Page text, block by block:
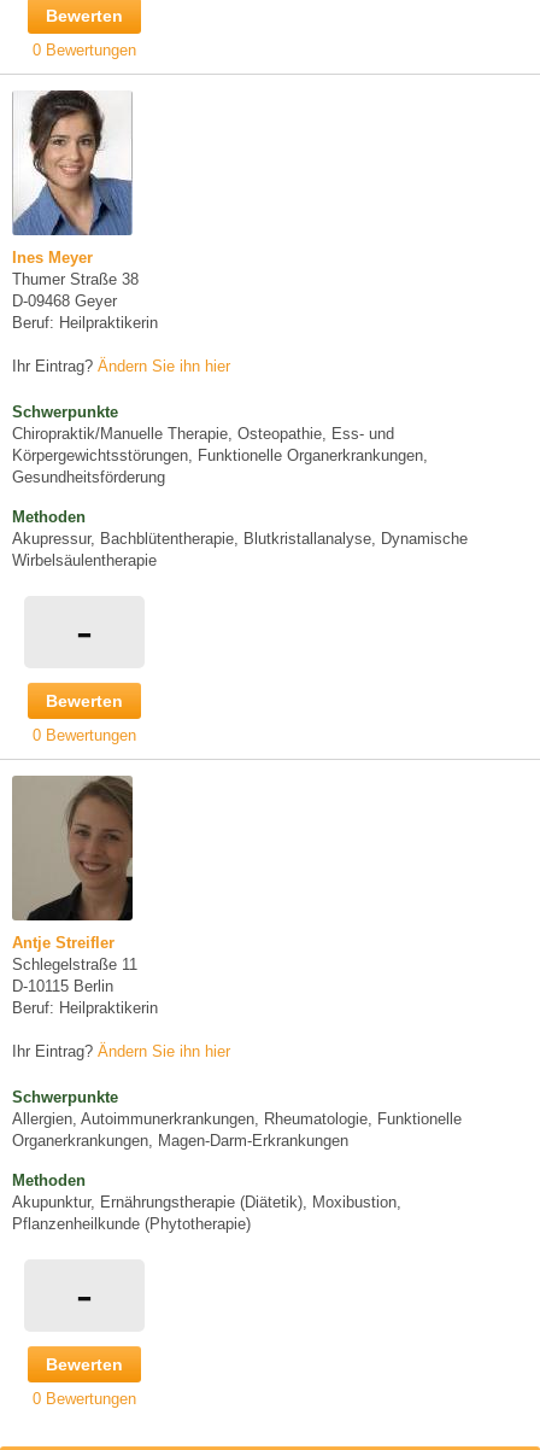
Bewerten
0 Bewertungen
Ines Meyer
Thumer Straße 38
D-09468 Geyer
Beruf: Heilpraktikerin
Ihr Eintrag? Ändern Sie ihn hier
Schwerpunkte
Chiropraktik/Manuelle Therapie, Osteopathie, Ess- und
Körpergewichtsstörungen, Funktionelle Organerkrankungen,
Gesundheitsförderung
Methoden
Akupressur, Bachblütentherapie, Blutkristallanalyse, Dynamische
Wirbelsäulentherapie
-
Bewerten
0 Bewertungen
Antje Streifler
Schlegelstraße 11
D-10115 Berlin
Beruf: Heilpraktikerin
Ihr Eintrag? Ändern Sie ihn hier
Schwerpunkte
Allergien, Autoimmunerkrankungen, Rheumatologie, Funktionelle
Organerkrankungen, Magen-Darm-Erkrankungen
Methoden
Akupunktur, Ernährungstherapie (Diätetik), Moxibustion,
Pflanzenheilkunde (Phytotherapie)
-
Bewerten
0 Bewertungen